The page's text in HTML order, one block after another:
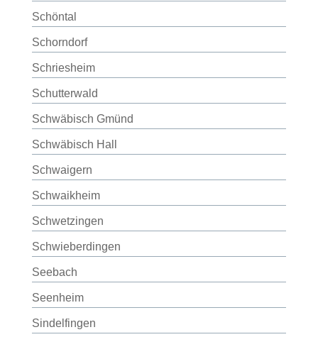
Schöntal
Schorndorf
Schriesheim
Schutterwald
Schwäbisch Gmünd
Schwäbisch Hall
Schwaigern
Schwaikheim
Schwetzingen
Schwieberdingen
Seebach
Seenheim
Sindelfingen